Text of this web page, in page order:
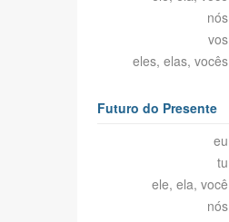
nós
vos
eles, elas, vocês
Futuro do Presente
eu
tu
ele, ela, você
nós